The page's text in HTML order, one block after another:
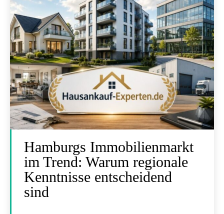
Hamburgs Immobilienmarkt
im Trend: Warum regionale
Kenntnisse entscheidend
sind